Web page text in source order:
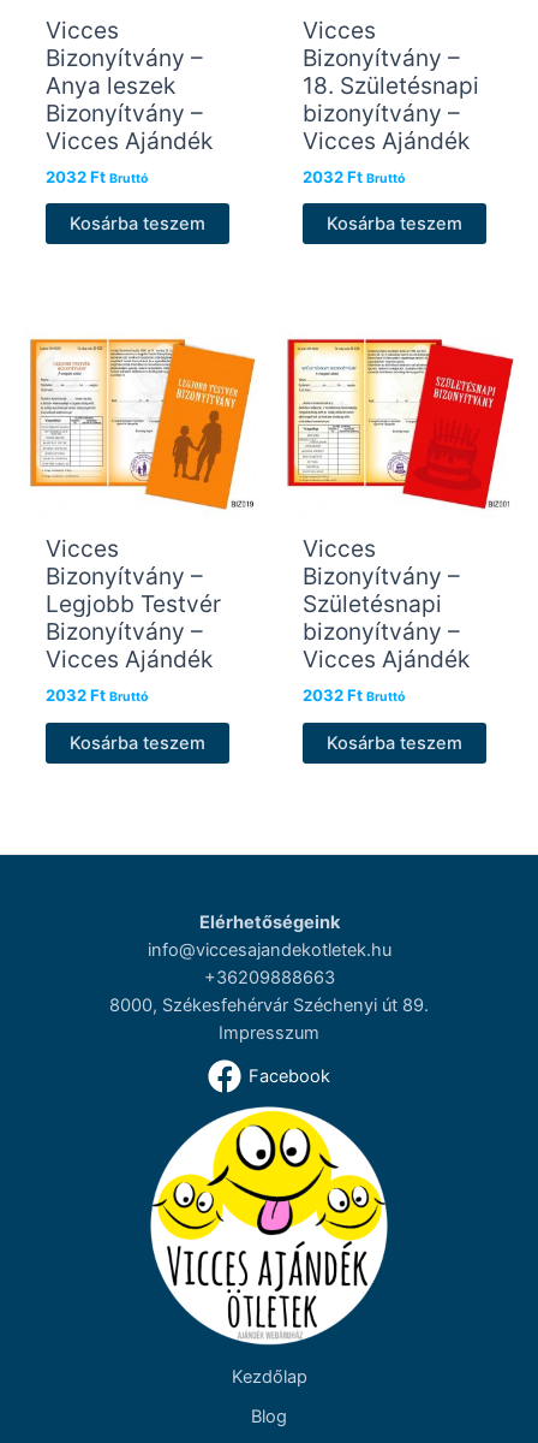
Vicces
Bizonyítvány –
Anya leszek
Bizonyítvány –
Vicces Ajándék
2032Ft Bruttó
Kosárba teszem
Vicces
Bizonyítvány –
18. Születésnapi
bizonyítvány –
Vicces Ajándék
2032Ft Bruttó
Kosárba teszem
Vicces
Bizonyítvány –
Legjobb Testvér
Bizonyítvány –
Vicces Ajándék
2032Ft Bruttó
Kosárba teszem
Vicces
Bizonyítvány –
Születésnapi
bizonyítvány –
Vicces Ajándék
2032Ft Bruttó
Kosárba teszem
Elérhetőségeink
info@viccesajandekotletek.hu
+36209888663
8000, Székesfehérvár Széchenyi út 89.
Impresszum
Facebook
Kezdőlap
Blog